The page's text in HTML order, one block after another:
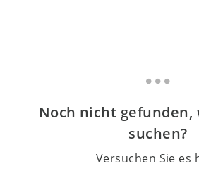
Noch nicht gefunden,
suchen?
Versuchen Sie es